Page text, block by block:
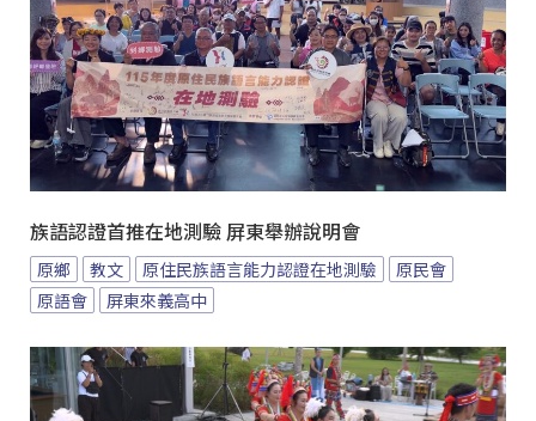
族語認證首推在地測驗 屏東舉辦說明會
原鄉 教文 原住民族語言能力認證在地測驗
原民會
原語會
屏東來義高中